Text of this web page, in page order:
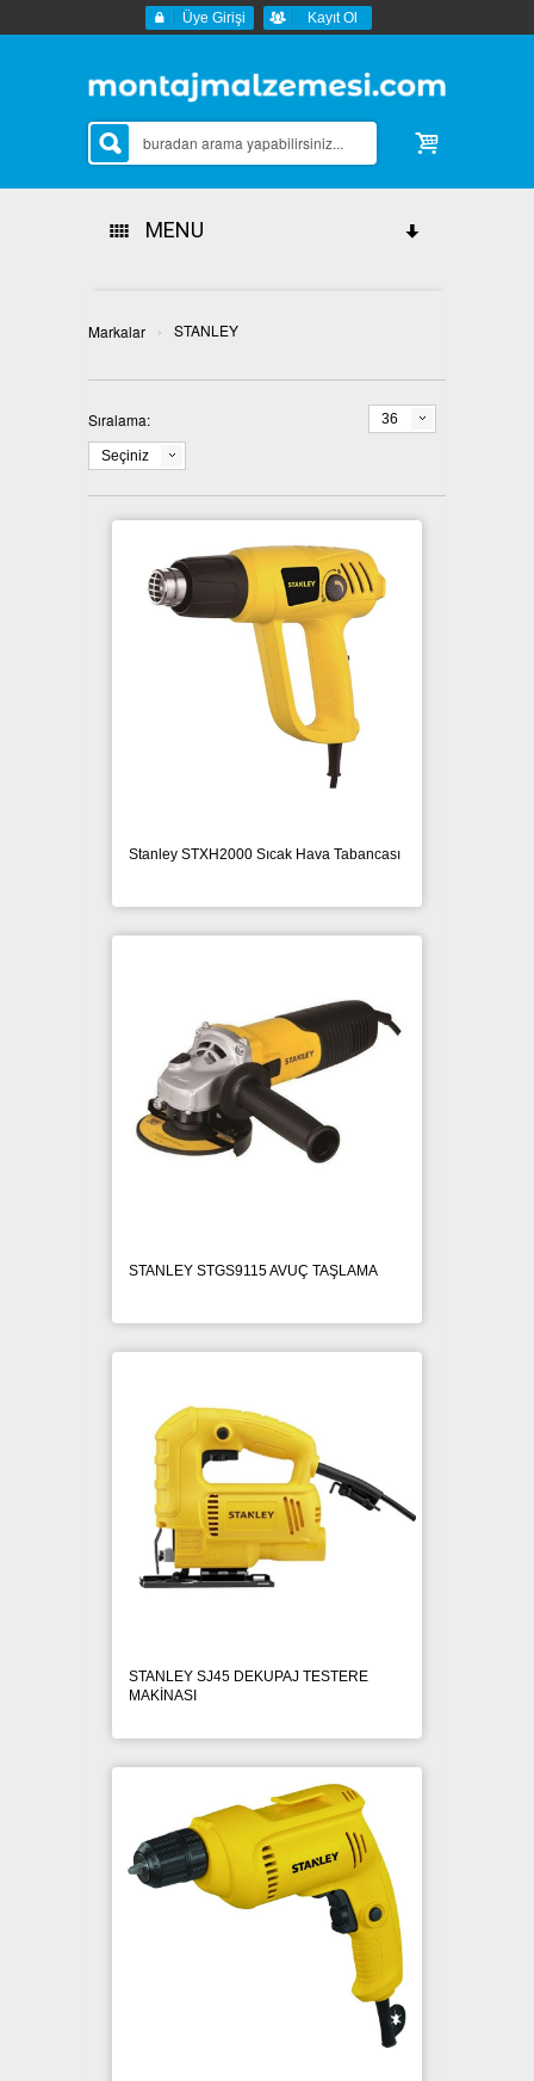
Üye Girişi Kayıt Ol
MENU
İletişim
Markalar
DEWALT
PANASONIC
POWERS TRAK-IT
PROTECTA
RED HIT
SOUDAL
STANLEY
STD Civata
VESTA
Markalar › STANLEY
Sıralama:
Seçiniz
36
Stanley STXH2000 Sıcak Hava Tabancası
STANLEY STGS9115 AVUÇ TAŞLAMA
STANLEY SJ45 DEKUPAJ TESTERE
MAKİNASI